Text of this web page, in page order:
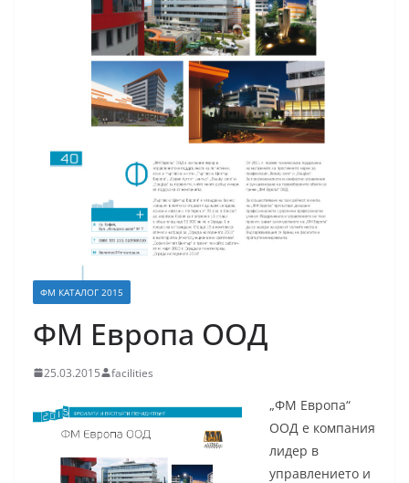
ФМ КАТАЛОГ 2015
ФМ Европа ООД
25.03.2015 facilities
„ФМ Европа“
ООД е компания
лидер в
управлението и